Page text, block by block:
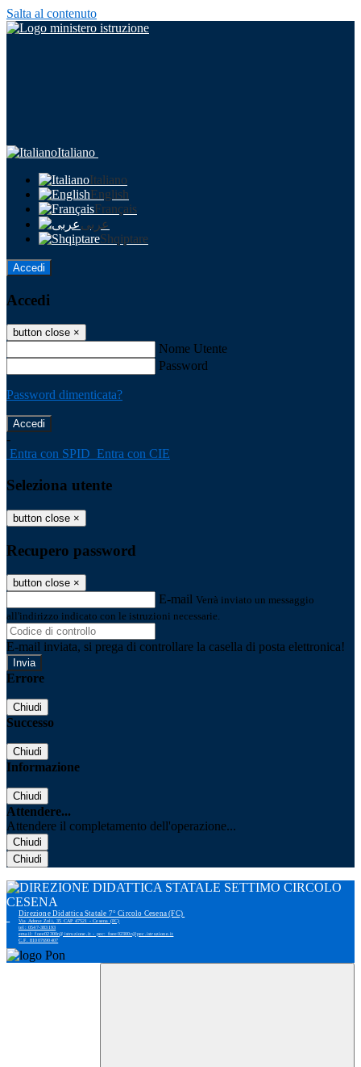
Salta al contenuto
Italiano
Italiano
English
Français
عربى
Shqiptare
Accedi
Accedi
button close ×
Nome Utente
Password
Password dimenticata?
-
Entra con SPID Entra con CIE
Seleziona utente
button close ×
Recupero password
button close ×
E-mail Verrà inviato un messaggio
all'indirizzo indicato con le istruzioni necessarie.
E-mail inviata, si prega di controllare la casella di posta elettronica!
Errore
Chiudi
Successo
Chiudi
Informazione
Chiudi
Attendere...
Attendere il completamento dell'operazione...
Chiudi
Chiudi
Direzione Didattica Statale 7° Circolo Cesena (FC)
Via Adone Zoli, 35 CAP 47521 - Cesena (FC)
tel: 0547-383193
email: foee02300r@istruzione.it - pec: foee02300r@pec.istruzione.it
C.F. 81007690407